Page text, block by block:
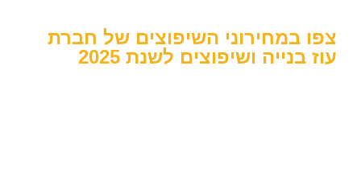
צפו במחירוני השיפוצים של חברת
עוז בנייה ושיפוצים לשנת 2025